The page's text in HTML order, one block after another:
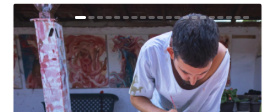
Moral, de Lyra Ekström Lindbäck.
Traducción de Car...
Revolución, de Hugo Gonçalves.
Libros del Asteroid...
«La música ha sido el gran amor de
mi vida». Esthe...
«El barman del Ritz», de Philippe
Collin. Traducci...
Mañanas de editorial, noches de
Bocaccio